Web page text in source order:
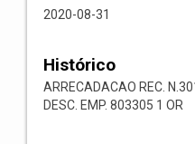
2020-08-31
Histórico
ARRECADACAO REC.
DESC. EMP. 803305 1 OR